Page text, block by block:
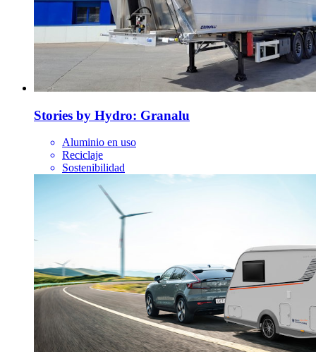
Stories by Hydro: Granalu
Aluminio en uso
Reciclaje
Sostenibilidad